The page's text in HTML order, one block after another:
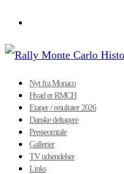
Nyt fra Monaco
Hvad er RMCH
Etaper / resultater 2026
Danske deltagere
Presseomtale
Gallerier
TV udsendelser
Links